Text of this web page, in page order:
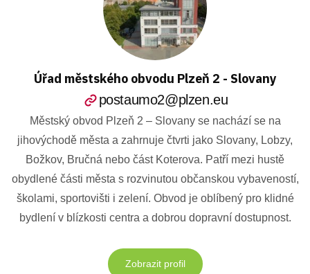
Úřad městského obvodu Plzeň 2 - Slovany
postaumo2@plzen.eu
Městský obvod Plzeň 2 – Slovany se nachází se na
jihovýchodě města a zahrnuje čtvrti jako Slovany, Lobzy,
Božkov, Bručná nebo část Koterova. Patří mezi hustě
obydlené části města s rozvinutou občanskou vybaveností,
školami, sportovišti i zelení. Obvod je oblíbený pro klidné
bydlení v blízkosti centra a dobrou dopravní dostupnost.
Zobrazit profil